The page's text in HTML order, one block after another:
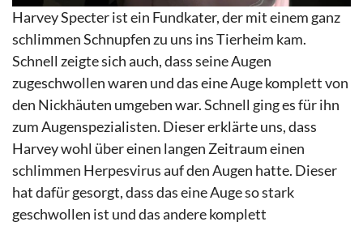
Harvey Specter ist ein Fundkater, der mit einem ganz
schlimmen Schnupfen zu uns ins Tierheim kam.
Schnell zeigte sich auch, dass seine Augen
zugeschwollen waren und das eine Auge komplett von
den Nickhäuten umgeben war. Schnell ging es für ihn
zum Augenspezialisten. Dieser erklärte uns, dass
Harvey wohl über einen langen Zeitraum einen
schlimmen Herpesvirus auf den Augen hatte. Dieser
hat dafür gesorgt, dass das eine Auge so stark
geschwollen ist und das andere komplett